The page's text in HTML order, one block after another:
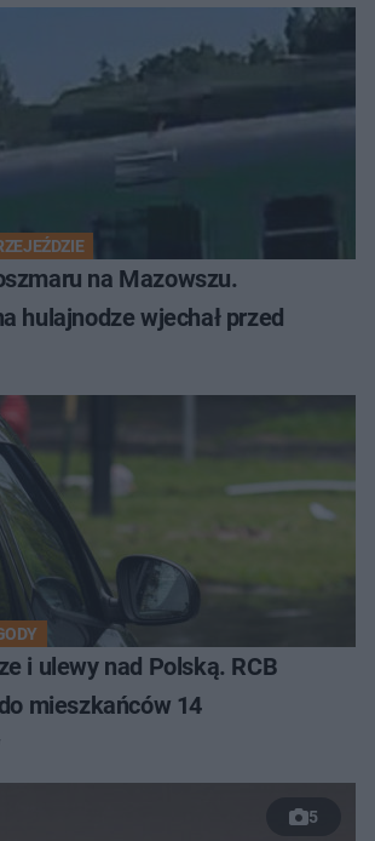
na Mazowszu.
hulajnodze wjechał przed
i ulewy nad Polską. RCB
mieszkańców 14
5